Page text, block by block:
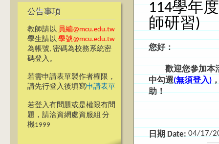
公告事項
教師請以 員編@mcu.edu.tw
學生請以 學號@mcu.edu.tw
為帳號, 密碼為校務系統密
碼登入。
若需申請表單製作者權限，
請先行登入後填寫申請表單
若登入有問題或是權限有問
題，請洽資網處資服組 分
機1999
114學年
師研習)
您好：
歡迎您參加本活
中勾選(無須登入)
助！
日期 Date:04/17/